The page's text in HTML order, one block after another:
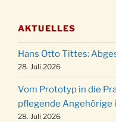
11.12.
Puer-Natus
Robert-
19.12.
Kinderbibeltag
12 Uhr
20.12.
Weihnachts-
der Kirche um
AKTUELLES
Hans Otto Tittes:
28. Juli 2026
Vom Prototyp in die
pflegende Angehörige
28. Juli 2026